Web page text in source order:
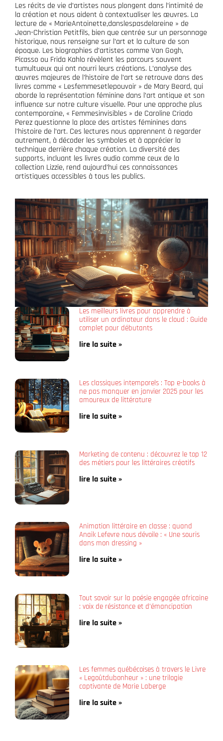
Les récits de vie d’artistes nous plongent dans l’intimité de
la création et nous aident à contextualiser les œuvres. La
lecture de « MarieAntoinette,danslespasdelareine » de
Jean-Christian Petitfils, bien que centrée sur un personnage
historique, nous renseigne sur l’art et la culture de son
époque. Les biographies d’artistes comme Van Gogh,
Picasso ou Frida Kahlo révèlent les parcours souvent
tumultueux qui ont nourri leurs créations. L’analyse des
œuvres majeures de l’histoire de l’art se retrouve dans des
livres comme « Lesfemmesetlepouvoir » de Mary Beard, qui
aborde la représentation féminine dans l’art antique et son
influence sur notre culture visuelle. Pour une approche plus
contemporaine, « Femmesinvisibles » de Caroline Criado
Perez questionne la place des artistes féminines dans
l’histoire de l’art. Ces lectures nous apprennent à regarder
autrement, à décoder les symboles et à apprécier la
technique derrière chaque création. La diversité des
supports, incluant les livres audio comme ceux de la
collection Lizzie, rend aujourd’hui ces connaissances
artistiques accessibles à tous les publics.
Les meilleurs livres pour apprendre à
utiliser un ordinateur dans le cloud : Guide
complet pour débutants
lire la suite »
Les classiques intemporels : Top e-books à
ne pas manquer en janvier 2025 pour les
amoureux de littérature
lire la suite »
Marketing de contenu : découvrez le top 12
des métiers pour les littéraires créatifs
lire la suite »
Animation littéraire en classe : quand
Anaik Lefevre nous dévoile : « Une souris
dans mon dressing »
lire la suite »
Tout savoir sur la poésie engagée africaine
: voix de résistance et d’émancipation
lire la suite »
Les femmes québécoises à travers le Livre
« Legoûtdubonheur » : une trilogie
captivante de Marie Laberge
lire la suite »